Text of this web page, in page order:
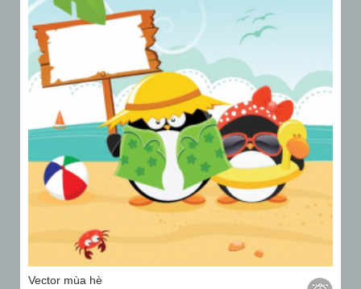
Vector mùa hè